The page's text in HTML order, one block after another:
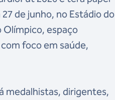
de junho, no Estádio do
Olímpico, espaço
foco em saúde,
medalhistas, dirigentes,